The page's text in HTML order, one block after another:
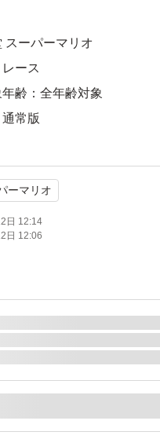
スーパーマリオ
ース
齢：全年齢対象
常版
イン対応
モード対応 テーブルモー
数：1.0 人
ーマリオ
日 12:14
日 12:06